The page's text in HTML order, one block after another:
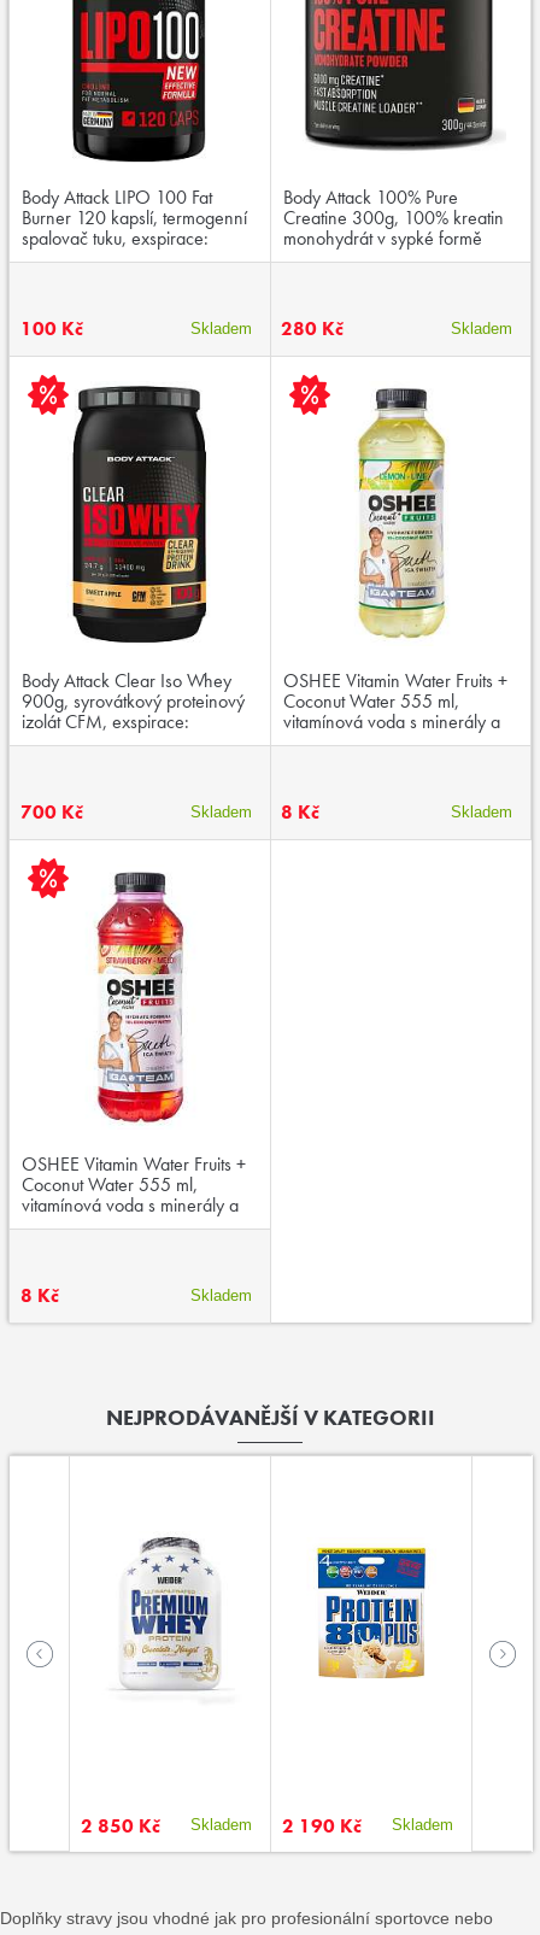
Body Attack LIPO 100 Fat
Burner 120 kapslí, termogenní
spalovač tuku, exspirace:
01/2026
100 Kč Skladem
Body Attack 100% Pure
Creatine 300g, 100% kreatin
monohydrát v sypké formě
280 Kč Skladem
Body Attack Clear Iso Whey
900g, syrovátkový proteinový
izolát CFM, exspirace:
30.11.2025
700 Kč Skladem
OSHEE Vitamin Water Fruits +
Coconut Water 555 ml,
vitamínová voda s minerály a
kokosovou vodou, exspirace:
8 Kč
Skladem
OSHEE Vitamin Water Fruits +
Coconut Water 555 ml,
vitamínová voda s minerály a
kokosovou vodou, exspirace:
8 Kč
Skladem
NEJPRODÁVANĚJŠÍ V KATEGORII
2 850 Kč Skladem 2 190 Kč Skladem
Doplňky stravy jsou vhodné jak pro profesionální sportovce nebo